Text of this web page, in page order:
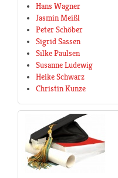
Hans Wagner
Jasmin Meißl
Peter Schöber
Sigrid Sassen
Silke Paulsen
Susanne Ludewig
Heike Schwarz
Christin Kunze